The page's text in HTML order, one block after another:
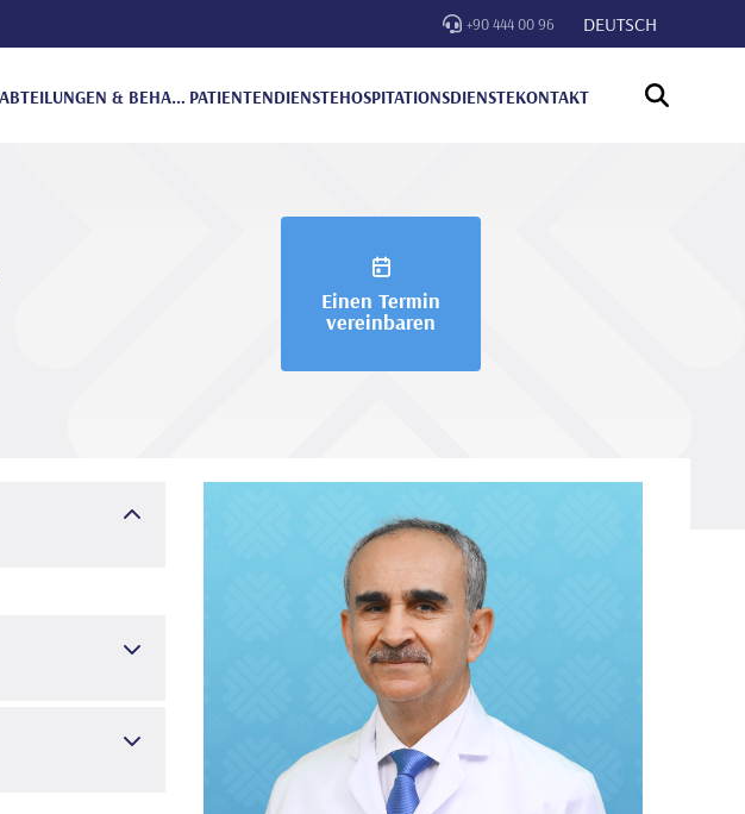
+90 444 00 96 DEUTSCH
ABTEILUNGEN & BEHANDLUNGEN PATIENTENDIENSTEHOSPITATIONSDIENSTEKONTAKT
Einen Termin
vereinbaren